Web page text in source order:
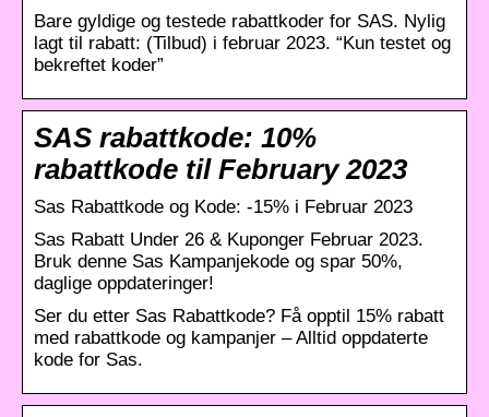
Bare gyldige og testede rabattkoder for SAS. Nylig
lagt til rabatt: (Tilbud) i februar 2023. “Kun testet og
bekreftet koder”
SAS rabattkode: 10%
rabattkode til February 2023
Sas Rabattkode og Kode: -15% i Februar 2023
Sas Rabatt Under 26 & Kuponger Februar 2023.
Bruk denne Sas Kampanjekode og spar 50%,
daglige oppdateringer!
Ser du etter Sas Rabattkode? Få opptil 15% rabatt
med rabattkode og kampanjer – Alltid oppdaterte
kode for Sas.